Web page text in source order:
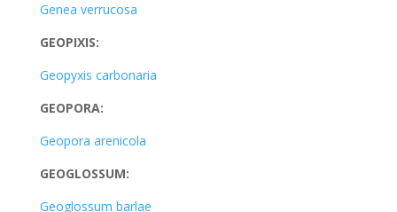
Genea verrucosa
GEOPIXIS:
Geopyxis carbonaria
GEOPORA:
Geopora arenicola
GEOGLOSSUM:
Geoglossum barlae